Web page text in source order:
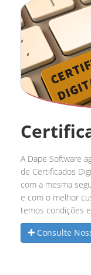
A Dape Software
de Certificados
com a mesma
e com o melhor
temos condições
Consulte